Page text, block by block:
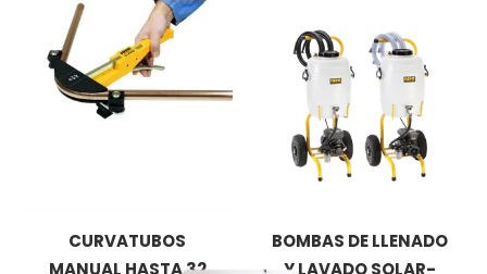
CURVATUBOS
MANUAL HASTA 32
BOMBAS DE LLENADO
Y LAVADO SOLAR-